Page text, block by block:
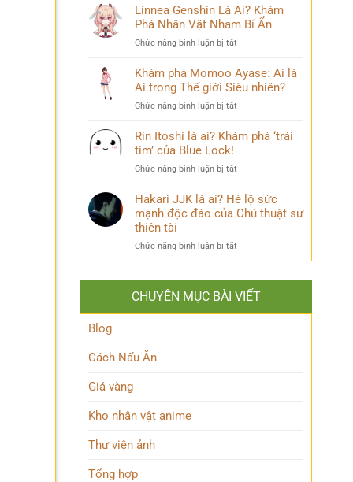
Bi
Thương
Tần
Tật
Kẻ
Diện
Huyền
Kiyotaka
Hé
thiên
tài
Lớp
Linnea Genshin Là Ai? Khám
Phá Nhân Vật Nham Bí Ẩn
Chức năng bình luận bị tắt
Genshin
Là
Khám
Nhân
Khám phá Momoo Ayase: Ai là
Ai trong Thế giới Siêu nhiên?
Chức năng bình luận bị tắt
phá
Momoo
Ai
Ai
trong
Siêu
Rin Itoshi là ai? Khám phá ‘trái
tim’ của Blue Lock!
Chức năng bình luận bị tắt
Itoshi
là
phá
‘trái
của
Blue
Lock!
Hakari JJK là ai? Hé lộ sức
mạnh độc đáo của Chú thuật sư
thiên tài
Chức năng bình luận bị tắt
Hakari
ai?
Hé
CHUYÊN MỤC BÀI VIẾT
Blog
Cách Nấu Ăn
Giá vàng
Kho nhân vật anime
Thư viện ảnh
Tổng hợp